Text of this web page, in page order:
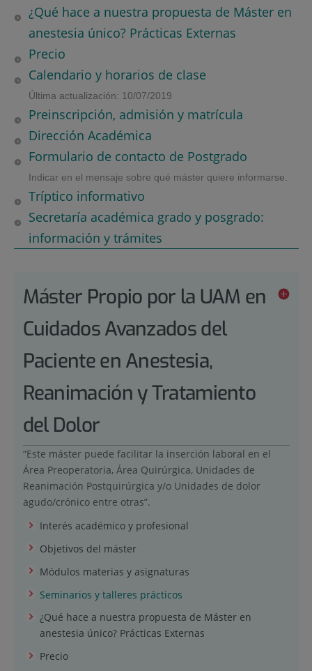
¿Qué hace a nuestra propuesta de Máster en
anestesia único? Prácticas Externas
Precio
Calendario y horarios de clase
Última actualización: 10/07/2019
Preinscripción, admisión y matrícula
Dirección Académica
Formulario de contacto de Postgrado
Indicar en el mensaje sobre qué máster quiere informarse.
Tríptico informativo
Secretaría académica grado y posgrado:
información y trámites
Máster Propio por la UAM en
Cuidados Avanzados del
Paciente en Anestesia,
Reanimación y Tratamiento
del Dolor
“Este máster puede facilitar la inserción laboral en el
Área Preoperatoria, Área Quirúrgica, Unidades de
Reanimación Postquirúrgica y/o Unidades de dolor
agudo/crónico entre otras”.
Interés académico y profesional
Objetivos del máster
Módulos materias y asignaturas
Seminarios y talleres prácticos
¿Qué hace a nuestra propuesta de Máster en
anestesia único? Prácticas Externas
Precio